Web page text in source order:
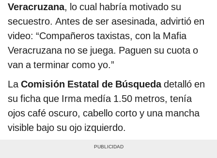
Veracruzana, lo cual habría motivado su
secuestro. Antes de ser asesinada, advirtió en
video: “Compañeros taxistas, con la Mafia
Veracruzana no se juega. Paguen su cuota o
van a terminar como yo.”
LaComisión Estatal de Búsquedadetalló en
su ficha que Irma medía 1.50 metros, tenía
ojos café oscuro, cabello corto y una mancha
visible bajo su ojo izquierdo.